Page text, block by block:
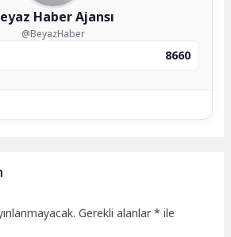
Haber Ajansı
@BeyazHaber
8660
Gerekli alanlar* ile